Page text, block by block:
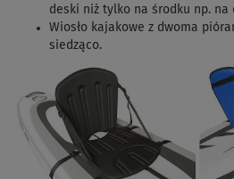
deski niż tylko na środku np. na
Wiosło kajakowe z dwoma
siedząco.